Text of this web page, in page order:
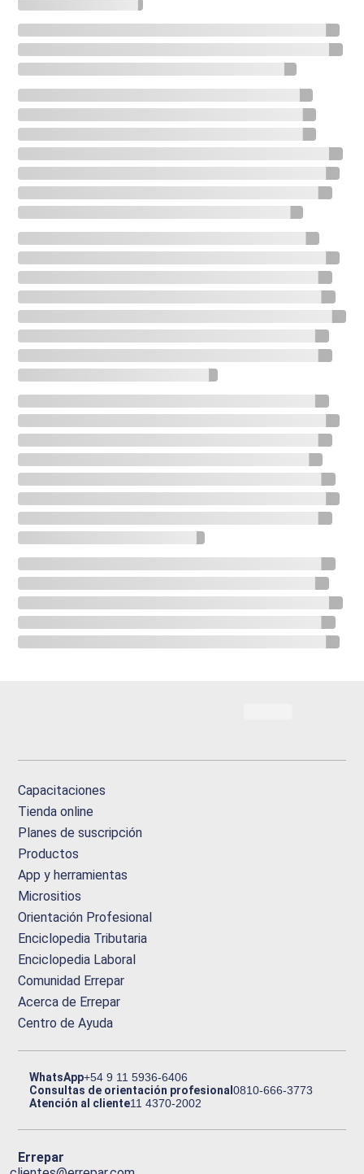
Capacitaciones
Tienda online
Planes de suscripción
Productos
App y herramientas
Micrositios
Orientación Profesional
Enciclopedia Tributaria
Enciclopedia Laboral
Comunidad Errepar
Acerca de Errepar
Centro de Ayuda
WhatsApp+54 9 11 5936-6406
Consultas de orientación profesional0810-666-3773
Atención al cliente11 4370-2002
Errepar